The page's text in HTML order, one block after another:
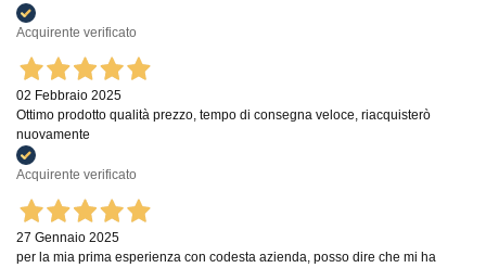
Acquirente verificato
02 Febbraio 2025
Ottimo prodotto qualità prezzo, tempo di consegna veloce, riacquisterò
nuovamente
Acquirente verificato
27 Gennaio 2025
per la mia prima esperienza con codesta azienda, posso dire che mi ha